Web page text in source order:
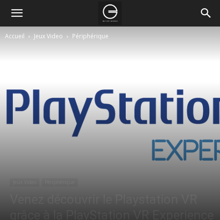
Accueil Jeux Video Périphérique
Venez découvrir le Playstation VR
grâce à la PlayStation VR Experience